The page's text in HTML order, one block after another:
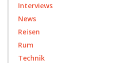
Interviews
News
Reisen
Rum
Technik